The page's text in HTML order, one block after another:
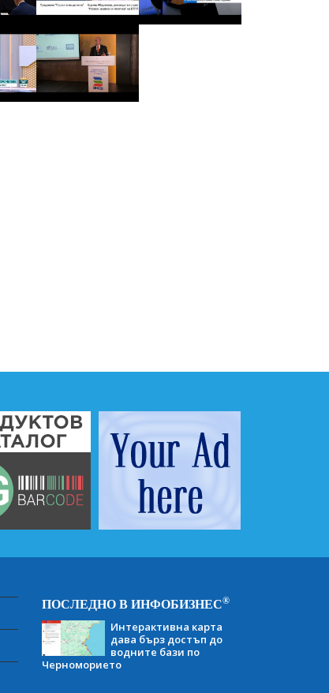
ПОСЛЕДНО В ИНФОБИЗНЕС®
Интерактивна карта
дава бърз достъп до
водните бази по
Черноморието